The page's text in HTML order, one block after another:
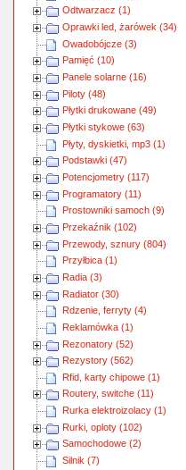
Odtwarzacz (1)
Oprawki led, żarówek (34)
Owadobójcze (3)
Pamięć (10)
Panele solarne (16)
Piloty (48)
Płytki drukowane (49)
Płytki stykowe (63)
Płyty, dyskietki, mp3 (1)
Podstawki (47)
Potencjometry (117)
Programatory (11)
Prostowniki samoch (9)
Przekaźnik (102)
Przewody, sznury (804)
Przyłbica (1)
Radia (3)
Radiator (30)
Rdzenie, ferryty (4)
Reklamówka (1)
Rezonatory (52)
Rezystory (562)
Rfid, karty chipowe (1)
Routery, switche (11)
Rurka elektroizolacy (1)
Rurki, oploty (102)
Samochodowe (2)
Silnik (7)